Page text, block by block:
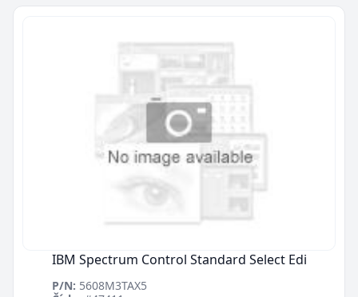
IBM Spectrum Control Standard Select Edi
P/N: 5608M3TAX5